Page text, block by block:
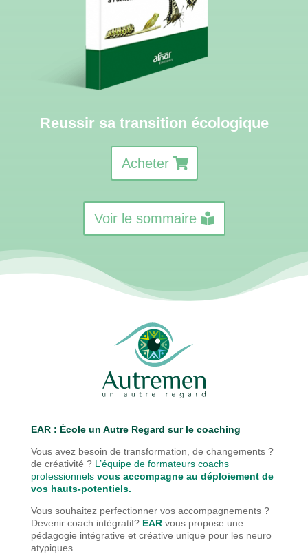
Reussir sa transition écologique
Acheter
Voir le sommaire
EAR : École un Autre Regard sur le coaching
Vous avez besoin de transformation, de changements ?
de créativité ? L’équipe de formateurs coachs
professionnels vous accompagne au déploiement de
vos hauts-potentiels.
Vous souhaitez perfectionner vos accompagnements ?
Devenir coach intégratif? EAR vous propose une
pédagogie intégrative et créative unique pour les neuro
atypiques.